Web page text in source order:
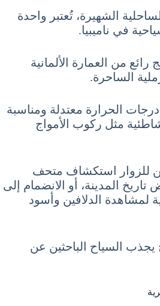
الشهيرة، تُعتبر واحدة
في ناميبيا.
رائع من العمارة الألمانية
الساحرة.
الحرارة معتدلة ومناسبة
مثل ركوب الأمواج
للزوار استكشاف متحف
المدينة، أو الانضمام إلى
لمشاهدة الدلافين وأسود
يجذب السياح الباحثين عن